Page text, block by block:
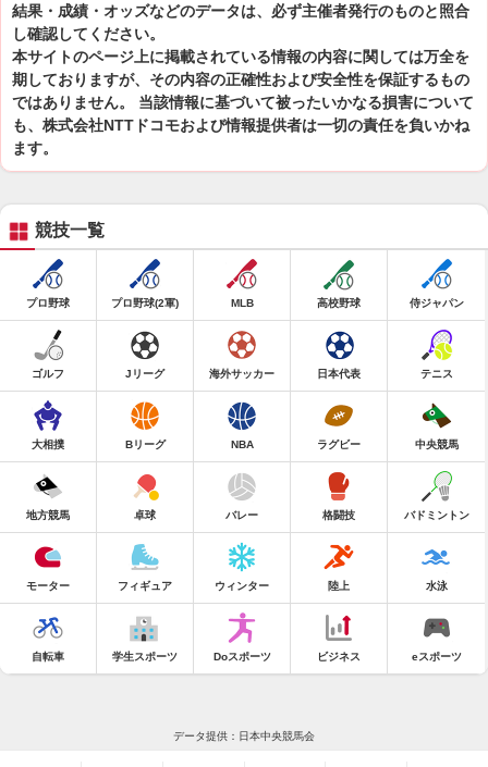
結果・成績・オッズなどのデータは、必ず主催者発行のものと照合
し確認してください。
本サイトのページ上に掲載されている情報の内容に関しては万全を
期しておりますが、その内容の正確性および安全性を保証するもの
ではありません。 当該情報に基づいて被ったいかなる損害について
も、株式会社NTTドコモおよび情報提供者は一切の責任を負いかね
ます。
競技一覧
プロ野球 プロ野球(2軍) MLB 高校野球 侍ジャパン
ゴルフ Jリーグ 海外サッカー 日本代表 テニス
大相撲 Bリーグ NBA ラグビー 中央競馬
地方競馬 卓球 バレー 格闘技 バドミントン
モーター フィギュア ウィンター 陸上 水泳
自転車 学生スポーツ Doスポーツ ビジネス eスポーツ
データ提供：日本中央競馬会